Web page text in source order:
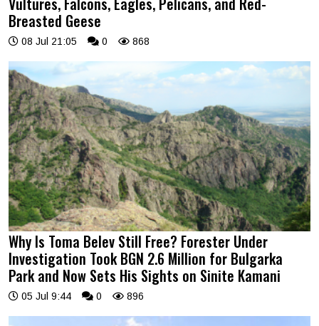
Breasted Geese
08 Jul 21:05 0 868
Why Is Toma Belev Still Free? Forester Under
Investigation Took BGN 2.6 Million for Bulgarka
Park and Now Sets His Sights on Sinite Kamani
05 Jul 9:44 0 896